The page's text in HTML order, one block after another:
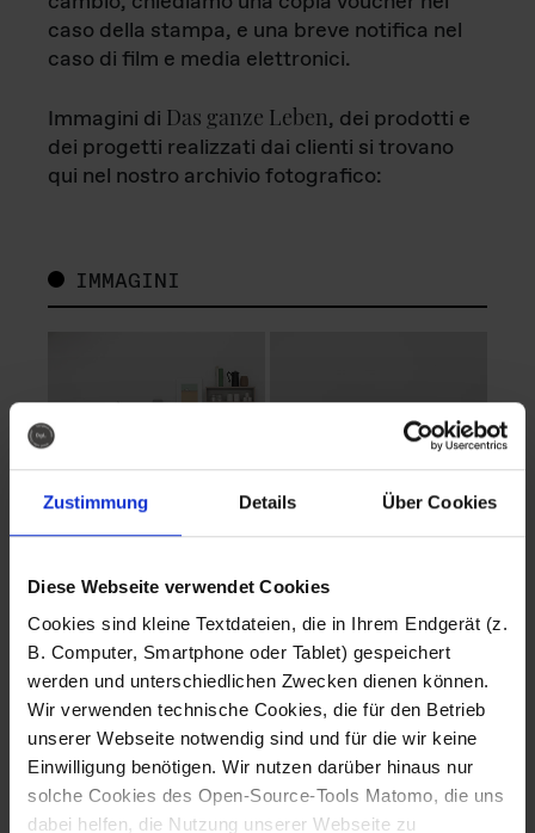
Zustimmung Details Über Cookies
Diese Webseite verwendet Cookies
Cookies sind kleine Textdateien, die in Ihrem Endgerät (z.
B. Computer, Smartphone oder Tablet) gespeichert
werden und unterschiedlichen Zwecken dienen können.
Wir verwenden technische Cookies, die für den Betrieb
unserer Webseite notwendig sind und für die wir keine
Einwilligung benötigen. Wir nutzen darüber hinaus nur
solche Cookies des Open-Source-Tools Matomo, die uns
dabei helfen, die Nutzung unserer Webseite zu
caso della stampa, e una breve notifica nel
caso di film e media elettronici.
Immagini di Das ganze Leben, dei prodotti e
dei progetti realizzati dai clienti si trovano
qui nel nostro archivio fotografico:
IMMAGINI
Fotografo: Lorenz
Sternbach
Download
Fotografo: Lorenz
Sternbach
Download